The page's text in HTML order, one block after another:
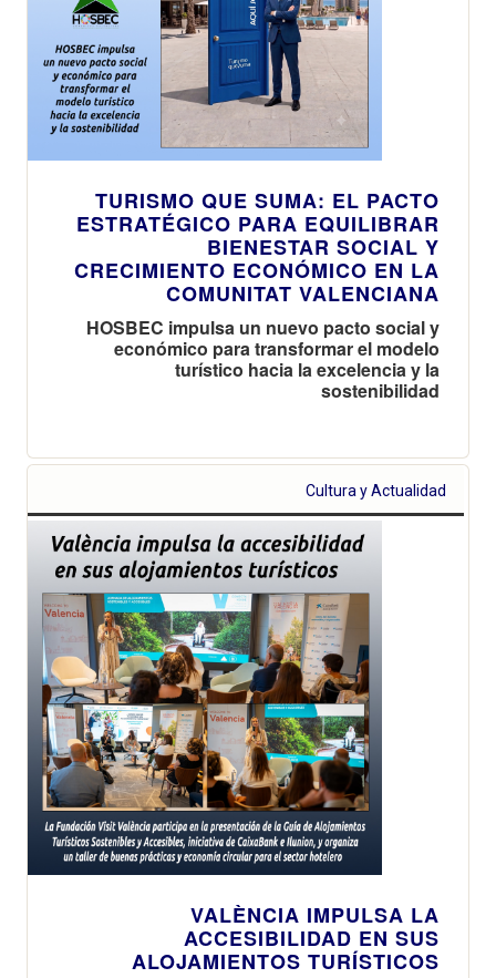
TURISMO QUE SUMA: EL PACTO
ESTRATÉGICO PARA EQUILIBRAR
BIENESTAR SOCIAL Y
CRECIMIENTO ECONÓMICO EN LA
COMUNITAT VALENCIANA
HOSBEC impulsa un nuevo pacto social y
económico para transformar el modelo
turístico hacia la excelencia y la
sostenibilidad
Cultura y Actualidad
VALÈNCIA IMPULSA LA
ACCESIBILIDAD EN SUS
ALOJAMIENTOS TURÍSTICOS